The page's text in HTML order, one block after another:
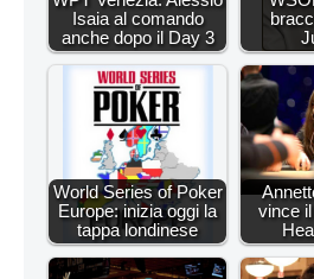
Isaia al comando
anche dopo il Day 3
World Series of Poker
Europe: inizia oggi la
tappa londinese
vince